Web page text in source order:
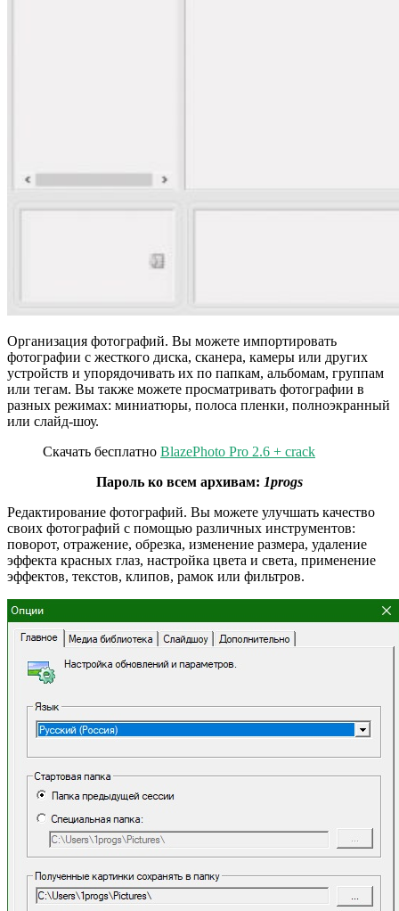
Организация фотографий. Вы можете импортировать
фотографии с жесткого диска, сканера, камеры или других
устройств и упорядочивать их по папкам, альбомам, группам
или тегам. Вы также можете просматривать фотографии в
разных режимах: миниатюры, полоса пленки, полноэкранный
или слайд-шоу.
Скачать бесплатно BlazePhoto Pro 2.6 + crack
Пароль ко всем архивам: 1progs
Редактирование фотографий. Вы можете улучшать качество
своих фотографий с помощью различных инструментов:
поворот, отражение, обрезка, изменение размера, удаление
эффекта красных глаз, настройка цвета и света, применение
эффектов, текстов, клипов, рамок или фильтров.